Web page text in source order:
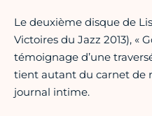
Le deuxième disque de
Victoires du Jazz 2013), «
témoignage d’une
tient autant du carnet de
journal intime.